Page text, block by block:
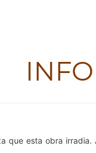
que esta obra